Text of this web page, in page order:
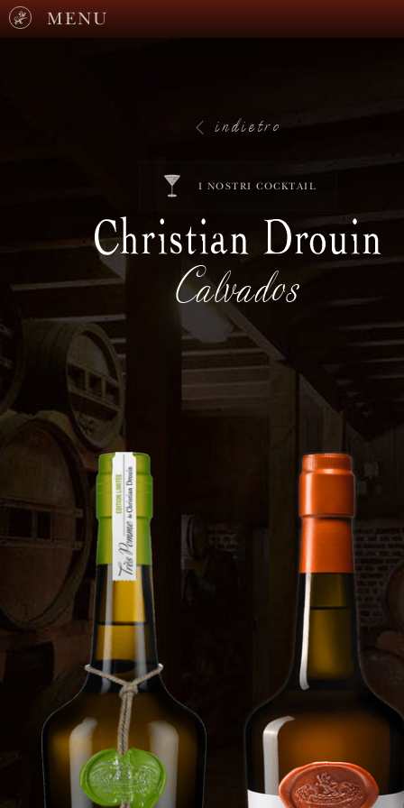
MENU
indietro
I NOSTRI COCKTAIL
Calvados